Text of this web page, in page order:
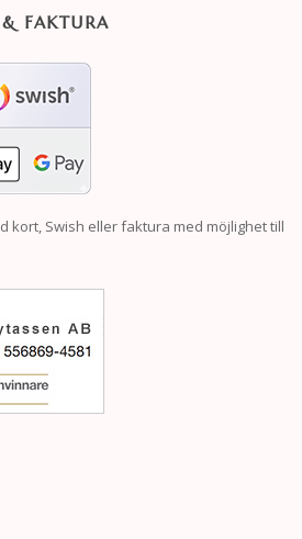
FAKTURA
kort, Swish eller faktura med möjlighet till